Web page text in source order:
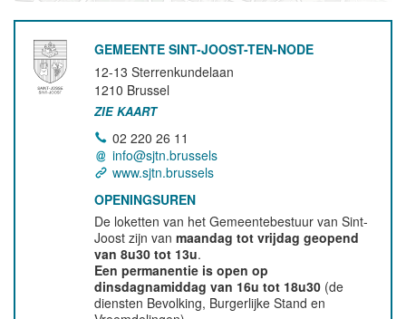
GEMEENTE SINT-JOOST-TEN-NODE
12-13 Sterrenkundelaan
1210 Brussel
ZIE KAART
02 220 26 11
info@sjtn.brussels
www.sjtn.brussels
OPENINGSUREN
De loketten van het Gemeentebestuur van Sint-
Joost zijn vanmaandag tot vrijdag geopend
van 8u30 tot 13u.
Een permanentie is open op
dinsdagnamiddag van 16u tot 18u30 (de
diensten Bevolking, Burgerlijke Stand en